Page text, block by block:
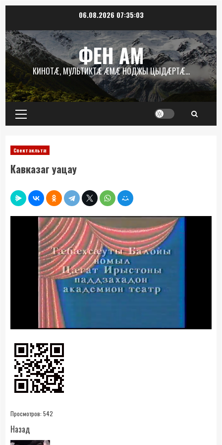
содержимому
06.08.2026 07:35:03
ФЕН АМ
КИНОТÆ, МУЛЬТИКТÆ ÆМÆ НОДЖЫ ЦЫДÆРТÆ…
Основное
меню
Спектакльтæ
Кавказаг уацау
0:20 - 1:26:43
Просмотров: 542
Продолжить
Назад